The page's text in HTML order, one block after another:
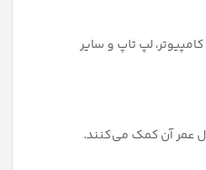
انبار موجود نمی باشد